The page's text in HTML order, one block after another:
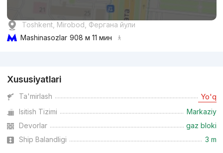
Toshkent, Mirobod, Фергана йули
Mashinasozlar 908 м 11 мин
Xususiyatlari
Ta'mirlash Yo'q
Isitish Tizimi
Markaziy
Devorlar
gaz bloki
Ship Balandligi
3 m